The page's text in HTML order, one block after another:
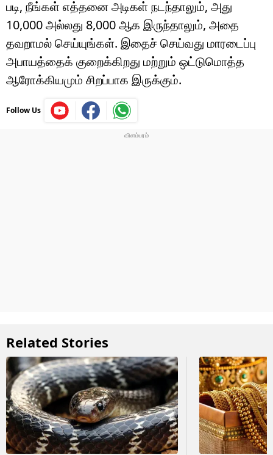
படி, நீங்கள் எத்தனை அடிகள் நடந்தாலும், அது
10,000 அல்லது 8,000 ஆக இருந்தாலும், அதை
தவறாமல் செய்யுங்கள். இதைச் செய்வது மாரடைப்பு
அபாயத்தைக் குறைக்கிறது மற்றும் ஒட்டுமொத்த
ஆரோக்கியமும் சிறப்பாக இருக்கும்.
Follow Us
Related Stories